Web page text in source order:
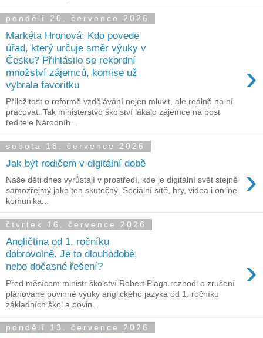
pondělí 20. července 2026
Markéta Hronová: Kdo povede
úřad, který určuje směr výuky v
Česku? Přihlásilo se rekordní
množství zájemců, komise už
vybrala favoritku
›
Příležitost o reformě vzdělávání nejen mluvit, ale reálně na ní
pracovat. Tak ministerstvo školství lákalo zájemce na post
ředitele Národníh...
sobota 18. července 2026
Jak být rodičem v digitální době ›
Naše děti dnes vyrůstají v prostředí, kde je digitální svět stejně
samozřejmý jako ten skutečný. Sociální sítě, hry, videa i online
komunika...
čtvrtek 16. července 2026
Angličtina od 1. ročníku
dobrovolně. Je to dlouhodobé,
nebo dočasné řešení?
›
Před měsícem ministr školství Robert Plaga rozhodl o zrušení
plánované povinné výuky anglického jazyka od 1. ročníku
základních škol a povin...
pondělí 13. července 2026